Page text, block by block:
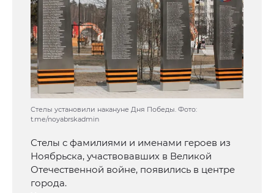
Стелы установили накануне Дня Победы. Фото:
t.me/noyabrskadmin
Стелы с фамилиями и именами героев из
Ноябрьска, участвовавших в Великой
Отечественной войне, появились в центре
города.